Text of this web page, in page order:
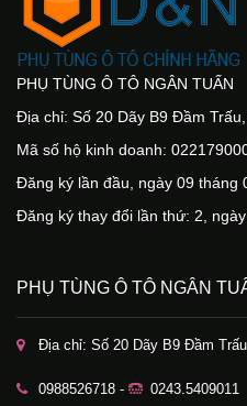
PHỤ TÙNG Ô TÔ NGÂN TUẤN
Địa chỉ: Số 20 Dãy B9 Đầm
Mã số hộ kinh doanh:
Đăng ký lần đầu, ngày 09 tháng
Đăng ký thay đổi lần thứ: 2,
PHỤ TÙNG Ô TÔ NGÂN
Địa chỉ: Số 20 Dãy B9 Đầm
0988526718 - 0243.5409011